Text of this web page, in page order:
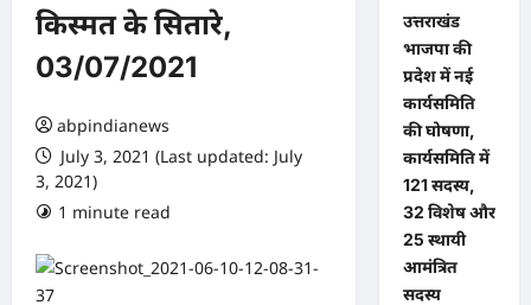
किस्मत के सितारे,
03/07/2021
abpindianews
July 3, 2021 (Last updated: July
3, 2021)
1 minute read
उत्तराखंड
भाजपा की
प्रदेश में नई
कार्यसमिति
की घोषणा,
कार्यसमिति में
121 सदस्य,
32 विशेष और
25 स्थायी
आमंत्रित
सदस्य